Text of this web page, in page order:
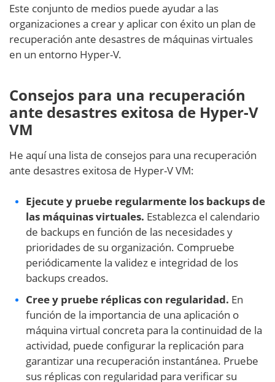
Este conjunto de medios puede ayudar a las
organizaciones a crear y aplicar con éxito un plan de
recuperación ante desastres de máquinas virtuales
en un entorno Hyper-V.
Consejos para una recuperación
ante desastres exitosa de Hyper-V
VM
He aquí una lista de consejos para una recuperación
ante desastres exitosa de Hyper-V VM:
Ejecute y pruebe regularmente los backups de
las máquinas virtuales. Establezca el calendario
de backups en función de las necesidades y
prioridades de su organización. Compruebe
periódicamente la validez e integridad de los
backups creados.
Cree y pruebe réplicas con regularidad. En
función de la importancia de una aplicación o
máquina virtual concreta para la continuidad de la
actividad, puede configurar la replicación para
garantizar una recuperación instantánea. Pruebe
sus réplicas con regularidad para verificar su